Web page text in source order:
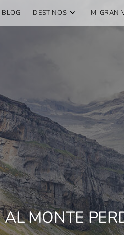
BLOG DESTINOS MI GRAN
MONTE